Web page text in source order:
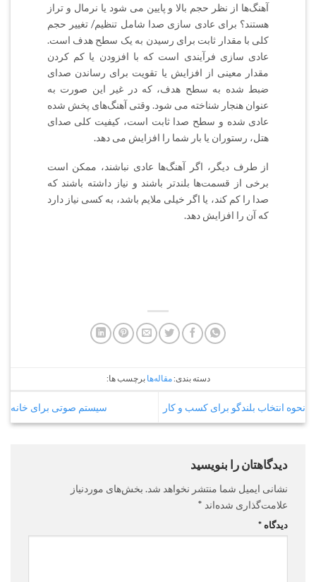
آهنگ‌ها از نظر حجم بالا و پایین می شود یا نرمال و تراز
هستند؟ برای عادی سازی صدا شامل تنظیم/ تغییر حجم
کلی با مقدار ثابت برای رسیدن به یک سطح هدف است.
عادی سازی فرآیندی است که با افزودن یا کم کردن
مقدار معینی از افزایش یا تقویت برای رساندن صدای
ضبط شده به سطح هدف، که در غیر این صورت به
عنوان هنجار شناخته می شود. وقتی آهنگ‌های پخش شده
عادی شده و سطح صدا ثابت است، کیفیت کلی صدای
هتل،‌ رستوران یا بار شما را افزایش می دهد.
از طرف دیگر،‌ اگر آهنگ‌ها عادی نباشند،‌ ممکن است
برخی از قسمت‌ها بلندتر باشند و نیاز داشته باشند که
صدا را کم کند، یا اگر خیلی ملایم باشد،‌ به کسی نیاز دارد
که آن را افزایش دهد.
دسته بندی:مقاله‌ها برچسب ها:
نحوه انتخاب بلندگو برای کسب و کار سیستم صوتی برای خانه
دیدگاهتان را بنویسید
نشانی ایمیل شما منتشر نخواهد شد. بخش‌های موردنیاز
علامت‌گذاری شده‌اند *
دیدگاه *